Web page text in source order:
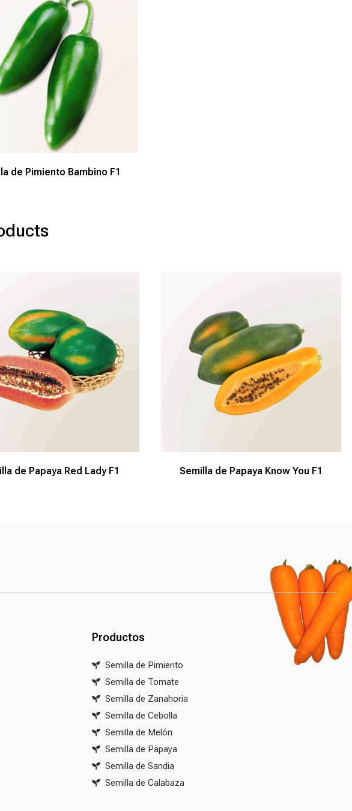
de Pimiento Bambino F1
de Papaya Red Lady F1 Semilla de Papaya Know You F1
Productos
Semilla de Pimiento
Semilla de Tomate
Semilla de Zanahoria
Semilla de Cebolla
Semilla de Melón
Semilla de Papaya
Semilla de Sandia
Semilla de Calabaza